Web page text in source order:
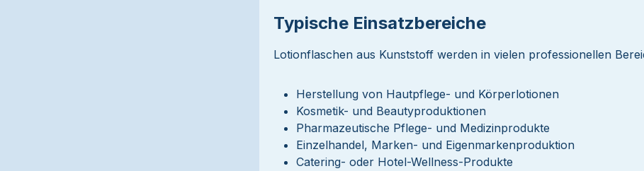
Typische Einsatzbereiche
Lotionflaschen aus Kunststoff werden in vielen professionellen
Herstellung von Hautpflege- und Körperlotionen
Kosmetik- und Beautyproduktionen
Pharmazeutische Pflege- und Medizinprodukte
Einzelhandel, Marken- und Eigenmarkenproduktion
Catering- oder Hotel-Wellness-Produkte